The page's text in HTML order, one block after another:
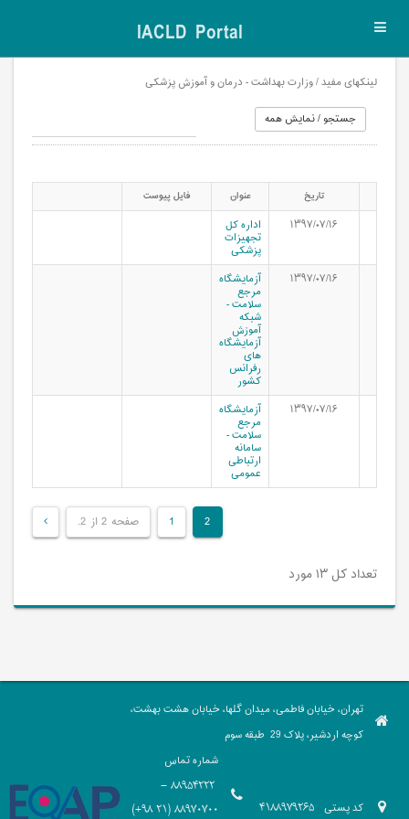
IACLD Portal
لینکهای مفید / وزارت بهداشت - درمان و آموزش پزشکی
تاریخ عنوان فایل پیوست
۱۳۹۷/۰۷/۱۶ اداره کل
تجهیزات
پزشکی
۱۳۹۷/۰۷/۱۶
آزمایشگاه
مرجع
سلامت -
شبکه
آموزش
آزمایشگاه
های
رفرانس
کشور
۱۳۹۷/۰۷/۱۶
آزمایشگاه
مرجع
سلامت -
سامانه
ارتباطی
عمومی
صفحه 2 از 2. 1 2
تعداد کل ۱۳ مورد
تهران، خیابان فاطمی، میدان گلها، خیابان هشت بهشت،
کوچه اردشیر، پلاک 29 طبقه سوم
کد پستی
شماره تماس
88954222 -
88970700 (21 98+)